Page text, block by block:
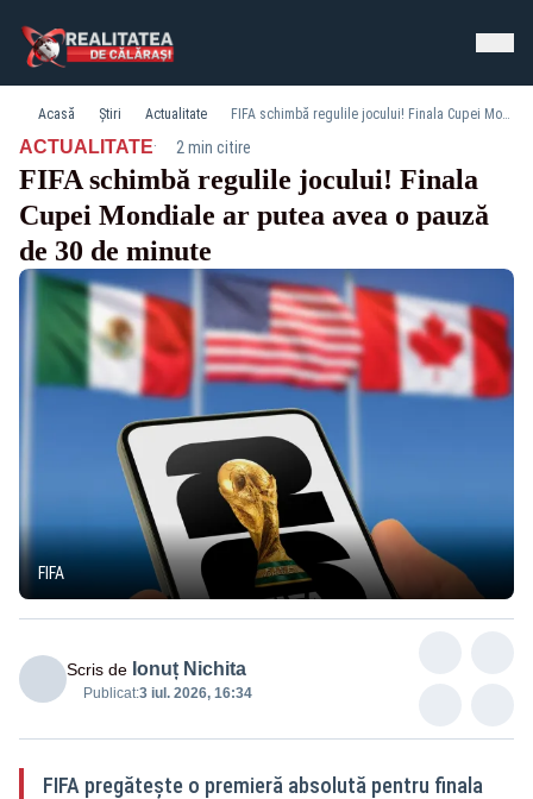
Acasă Știri Actualitate FIFA schimbă regulile jocului! Finala Cupei Mondiale ar putea avea o pauză de 30 de minute
ACTUALITATE· 2 min citire
FIFA schimbă regulile jocului! Finala
Cupei Mondiale ar putea avea o pauză
de 30 de minute
FIFA
Scris de Ionuț Nichita
Publicat:3 iul. 2026, 16:34
FIFA pregătește o premieră absolută pentru finala